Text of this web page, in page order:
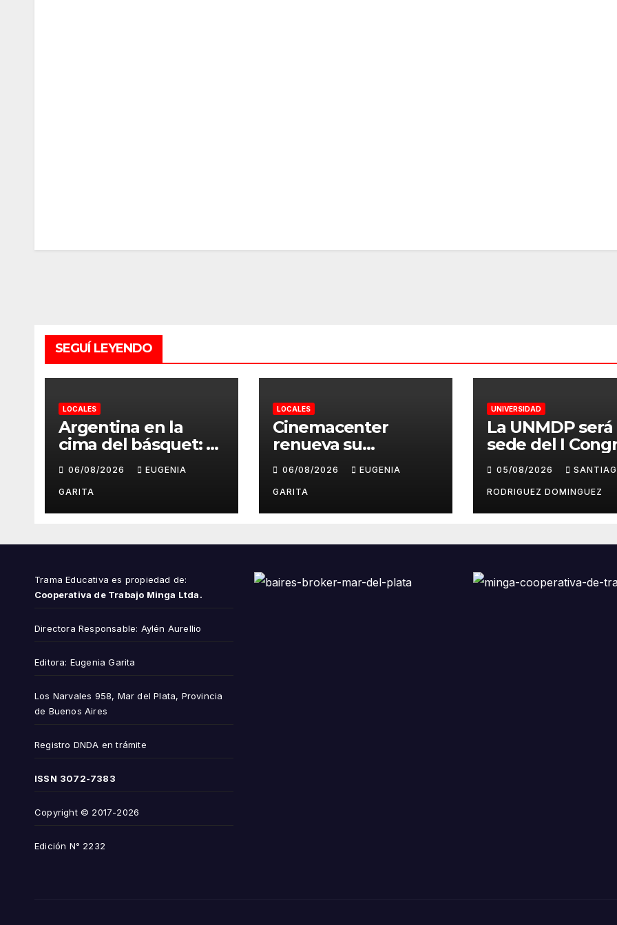
SEGUÍ LEYENDO
LOCALES
Argentina en la
cima del básquet: el
camino invicto, el
esfuerzo familiar y
la jugada que valió
un Mundial
06/08/2026 EUGENIA
GARITA
LOCALES
Cinemacenter
renueva su
cartelera: entre la
tensión bélica, el
terror paranoico y el
fenómeno del K-
06/08/2026 EUGENIA
GARITA
UNIVERSIDAD
La UNMDP será
sede del I
Nacional de
Inglesa
05/08/2026
RODRIGUEZ DOMINGUEZ
Trama Educativa es propiedad de:
Cooperativa de Trabajo Minga Ltda.
Directora Responsable: Aylén Aurellio
Editora: Eugenia Garita
Los Narvales 958, Mar del Plata, Provincia
de Buenos Aires
Registro DNDA en trámite
ISSN 3072-7383
Copyright © 2017-2026
Edición N° 2232